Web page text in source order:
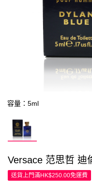
容量：5ml
Versace 范思哲 迪
送貨上門滿HK$250.00免運費